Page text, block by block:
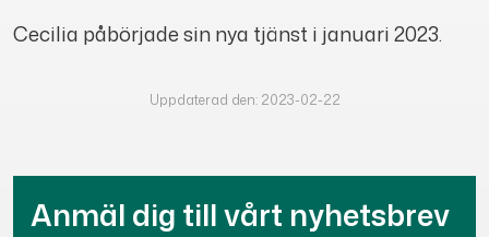
Cecilia påbörjade sin nya tjänst i januari 2023.
Uppdaterad den: 2023-02-22
Anmäl dig till vårt nyhetsbrev